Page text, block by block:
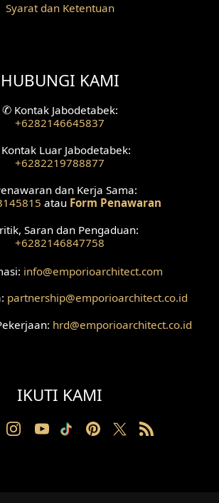
Belakang
American Style
American Style
Villa
Tunggu
Perawatan
Konsultasi
Receptionist
Syarat dan Ketentuan
HUBUNGI KAMI
✆Kontak Jabodetabek:
+6282146645837
Luar Jabodetabek:
+6282219788877
dan Kerja Sama:
atau Form Penawaran
Saran dan Pengaduan:
+6282146847758
info@emporioarchitect.com
partnership@emporioarchitect.co.id
hrd@emporioarchitect.co.id
IKUTI KAMI